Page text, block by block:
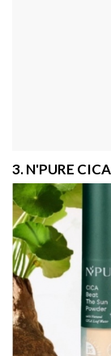
3. N'PURE